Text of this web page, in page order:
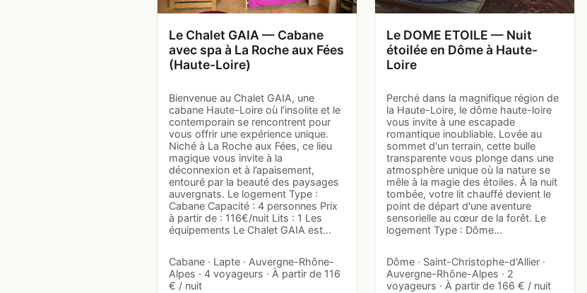
Le Chalet GAIA — Cabane
avec spa à La Roche aux Fées
(Haute-Loire)
Bienvenue au Chalet GAIA, une
cabane Haute-Loire où l’insolite et le
contemporain se rencontrent pour
vous offrir une expérience unique.
Niché à La Roche aux Fées, ce lieu
magique vous invite à la
déconnexion et à l’apaisement,
entouré par la beauté des paysages
auvergnats. Le logement Type :
Cabane Capacité : 4 personnes Prix
à partir de : 116€/nuit Lits : 1 Les
équipements Le Chalet GAIA est…
Cabane · Lapte · Auvergne-Rhône-
Alpes · 4 voyageurs · À partir de 116
€ / nuit
Le DOME ETOILE — Nuit
étoilée en Dôme à Haute-
Loire
Perché dans la magnifique région de
la Haute-Loire, le dôme haute-loire
vous invite à une escapade
romantique inoubliable. Lovée au
sommet d'un terrain, cette bulle
transparente vous plonge dans une
atmosphère unique où la nature se
mêle à la magie des étoiles. À la nuit
tombée, votre lit chauffé devient le
point de départ d'une aventure
sensorielle au cœur de la forêt. Le
logement Type : Dôme…
Dôme · Saint-Christophe-d'Allier ·
Auvergne-Rhône-Alpes · 2
voyageurs · À partir de 166 € / nuit